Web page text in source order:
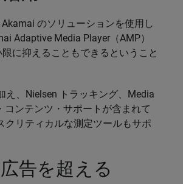
のソリューションを使用し
Adaptive Media Player（AMP）
に抑えることもできるということ
、Nielsen トラッキング、Media
コンテンツ・サポートが含まれて
クリティカルな測定ツールもサポ
告を超える